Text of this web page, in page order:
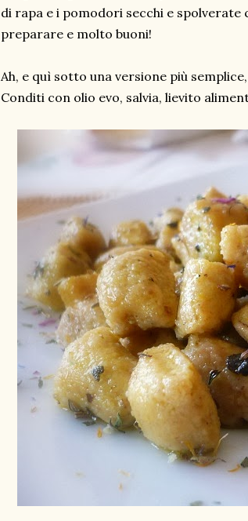
di rapa e i pomodori secchi e spolverate
preparare e molto buoni!
Ah, e quì sotto una versione più
Conditi con olio evo, salvia, lievito